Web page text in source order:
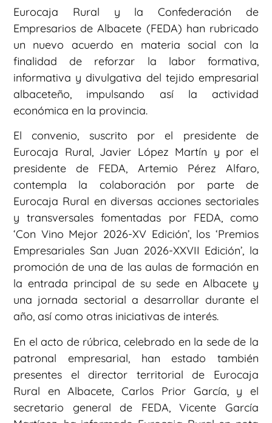
Eurocaja Rural y la Confederación de
Empresarios de Albacete (FEDA) han rubricado
un nuevo acuerdo en materia social con la
finalidad de reforzar la labor formativa,
informativa y divulgativa del tejido empresarial
albaceteño, impulsando así la actividad
económica en la provincia.
El convenio, suscrito por el presidente de
Eurocaja Rural, Javier López Martín y por el
presidente de FEDA, Artemio Pérez Alfaro,
contempla la colaboración por parte de
Eurocaja Rural en diversas acciones sectoriales
y transversales fomentadas por FEDA, como
‘Con Vino Mejor 2026-XV Edición’, los ‘Premios
Empresariales San Juan 2026-XXVII Edición’, la
promoción de una de las aulas de formación en
la entrada principal de su sede en Albacete y
una jornada sectorial a desarrollar durante el
año, así como otras iniciativas de interés.
En el acto de rúbrica, celebrado en la sede de la
patronal empresarial, han estado también
presentes el director territorial de Eurocaja
Rural en Albacete, Carlos Prior García, y el
secretario general de FEDA, Vicente García